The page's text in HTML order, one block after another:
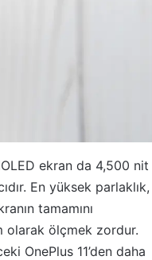
ekran da 4,500 nit
En yüksek parlaklık,
tamamını
olarak ölçmek zordur.
OnePlus 11’den daha